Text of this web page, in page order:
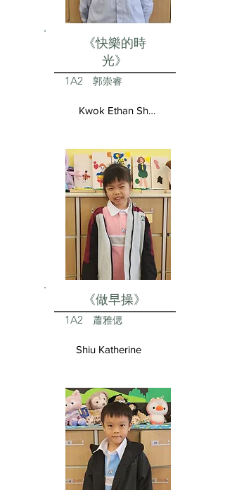
《快樂的時
光》
1A2 郭崇睿
Kwok Ethan Shun Yui
《做早操》
1A2 蕭雅偲
Shiu Katherine